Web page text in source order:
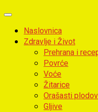
Primary
MenuNaslovnica
Zdravlje i Život
Prehrana i
Povrće
Voće
Žitarice
Orašasti
Gljive